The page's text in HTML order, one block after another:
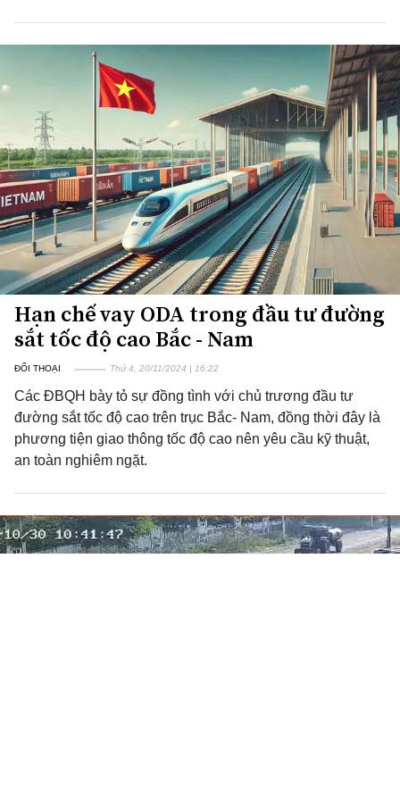
Hạn chế vay ODA trong đầu tư đường
sắt tốc độ cao Bắc - Nam
ĐỐI THOẠI Thứ 4, 20/11/2024 | 16:22
Các ĐBQH bày tỏ sự đồng tình với chủ trương đầu tư
đường sắt tốc độ cao trên trục Bắc- Nam, đồng thời đây là
phương tiện giao thông tốc độ cao nên yêu cầu kỹ thuật,
an toàn nghiêm ngặt.